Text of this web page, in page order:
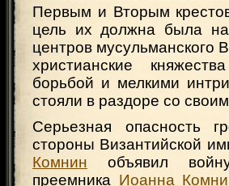
Первым и Вторым
цель их должна была
центров мусульманского
христианские
борьбой и мелкими
стояли в раздоре со
Серьезная опасность
стороны Византийской
Комнин объявил
преемника Иоанна